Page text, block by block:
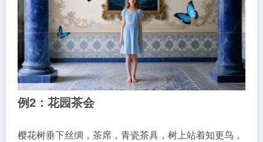
例2：花园茶会
樱花树垂下丝绸，茶席，青瓷茶具，树上站着知更鸟，